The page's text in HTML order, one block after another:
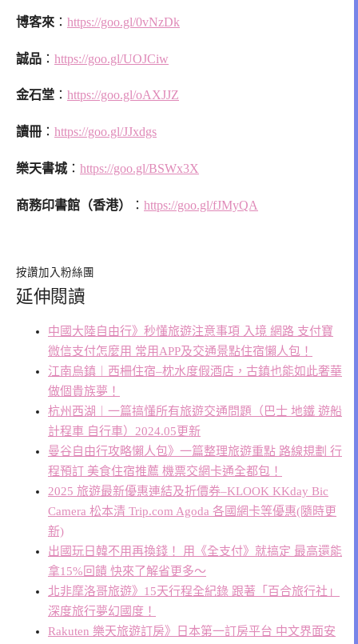
博客來 ： https://goo.gl/0vNzDk
誠品 ： https://goo.gl/UOJCiw
金石堂 ： https://goo.gl/oAXJJZ
讀冊 ： https://goo.gl/JJxdgs
樂天書城： https://goo.gl/BSWx3X
商務印書館（香港） ： https://goo.gl/fJMyQA
按讚加入粉絲團
延伸閱讀
中國大陸自由行》秒懂旅遊注意事項 入境 網路 支付寶
微信支付怎麼用 常用APP及交通景點住宿懶人包！
江南烏鎮︱西柵住宿–枕水度假酒店，古鎮也能如此奢華
做個貴族夢！
杭州西湖︱一篇搞懂所有旅遊交通問題（巴士 地鐵 遊船
計程車 自行車）2024.05更新
曼谷自由行攻略懶人包》一篇整理旅遊重點 路線規劃 行
程預訂 美食住宿推薦 機票交網卡通全都包！
2025 旅遊最新優惠連結及折價券–KLOOK KKday Bic
Camera 松本清 Trip.com Agoda 各國網卡等優惠(隨時更
新)
出國玩日韓不用再換錢！ 用《全支付》就搞定 最高還能
拿15%回饋 快來了解省更多～
北非摩洛哥旅遊》15天行程全紀錄 跟著「百合旅行社」
深度旅行夢幻國度！
Rakuten 樂天旅遊訂房》日本第一訂房平台 中文界面安